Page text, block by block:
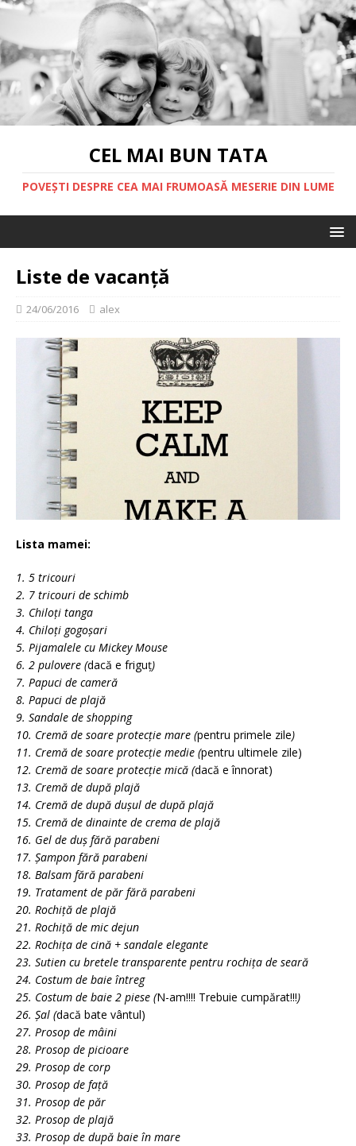
CEL MAI BUN TATA
POVEȘTI DESPRE CEA MAI FRUMOASĂ MESERIE DIN LUME
Liste de vacanță
24/06/2016 alex
Lista mamei:
1. 5 tricouri
2. 7 tricouri de schimb
3. Chiloți tanga
4. Chiloți gogoșari
5. Pijamalele cu Mickey Mouse
6. 2 pulovere (dacă e friguț)
7. Papuci de cameră
8. Papuci de plajă
9. Sandale de shopping
10. Cremă de soare protecție mare (pentru primele zile)
11. Cremă de soare protecție medie (pentru ultimele zile)
12. Cremă de soare protecție mică (dacă e înnorat)
13. Cremă de după plajă
14. Cremă de după dușul de după plajă
15. Cremă de dinainte de crema de plajă
16. Gel de duș fără parabeni
17. Șampon fără parabeni
18. Balsam fără parabeni
19. Tratament de păr fără parabeni
20. Rochiță de plajă
21. Rochiță de mic dejun
22. Rochița de cină + sandale elegante
23. Sutien cu bretele transparente pentru rochița de seară
24. Costum de baie întreg
25. Costum de baie 2 piese (N-am!!!! Trebuie cumpărat!!!)
26. Șal (dacă bate vântul)
27. Prosop de mâini
28. Prosop de picioare
29. Prosop de corp
30. Prosop de față
31. Prosop de păr
32. Prosop de plajă
33. Prosop de după baie în mare